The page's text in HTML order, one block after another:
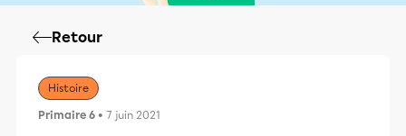
Retour
Histoire
Primaire 6 • 7 juin 2021